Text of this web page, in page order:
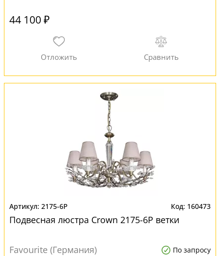
44 100 ₽
2175-6P 160473
Подвесная люстра Crown 2175-6P ветки
Favourite (Германия) По запросу